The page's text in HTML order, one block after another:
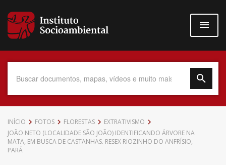
para
conteúdo
Data do Documento
INÍCIO FOTOS FLORESTAS
EXTRATIVISMO
JOÃO NETO (LOCALIDADE SÃO JOÃO) IDENTIFICANDO ÁRVORE NA
MATA, EM BUSCA DE CASTANHAS. RESEX RIOZINHO DO ANFRÍSIO,
PARÁ